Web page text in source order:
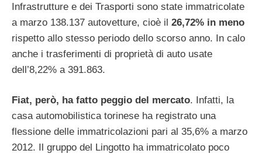
Infrastrutture e dei Trasporti sono state immatricolate
a marzo 138.137 autovetture, cioè il 26,72% in meno
rispetto allo stesso periodo dello scorso anno. In calo
anche i trasferimenti di proprietà di auto usate
dell’8,22% a 391.863.
Fiat, però, ha fatto peggio del mercato. Infatti, la
casa automobilistica torinese ha registrato una
flessione delle immatricolazioni pari al 35,6% a marzo
2012. Il gruppo del Lingotto ha immatricolato poco